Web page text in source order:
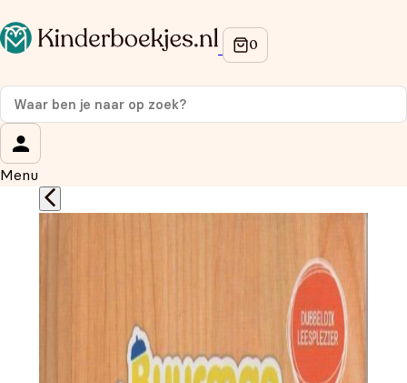
Menu
Op de hoogte blijven van onze acties?
Meld je aan voor onze nieuwsbrief en ontvang
korting
Wat is je voornaam?
Wat is je e-mailadres?*
We gebruiken je gegevens om contact op te nemen, in
overeenstemming met ons
privacybeleid.